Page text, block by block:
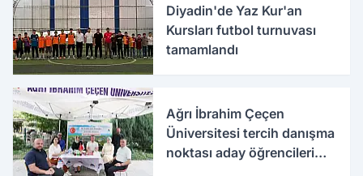
Diyadin'de Yaz Kur'an
Kursları futbol turnuvası
tamamlandı
Ağrı İbrahim Çeçen
Üniversitesi tercih danışma
noktası aday öğrencileri